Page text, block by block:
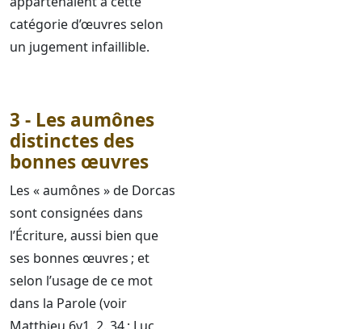
catégorie d’œuvres selon
un jugement infaillible.
3 - Les aumônes
distinctes des
bonnes œuvres
Les « aumônes » de Dorcas
sont consignées dans
l’Écriture, aussi bien que
ses bonnes œuvres ; et
selon l’usage de ce mot
dans la Parole (voir